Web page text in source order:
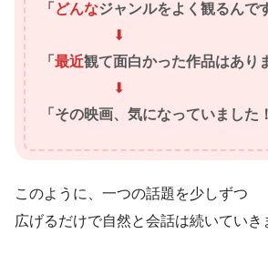
「 どんなジャンルをよく観るんで
⬇
「 最近観て面白かった作品はあり
⬇
「その映画、気になっていました
このように、一つの話題を少しずつ
広げるだけで自然と会話は続いていき